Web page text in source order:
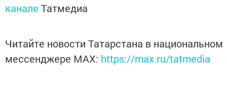
канале Татмедиа
Читайте новости Татарстана в национальном
мессенджере MАХ: https://max.ru/tatmedia